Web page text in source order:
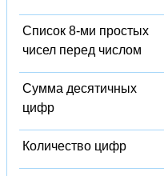
Список 8-ми простых
чисел перед числом
Сумма десятичных
цифр
Количество цифр